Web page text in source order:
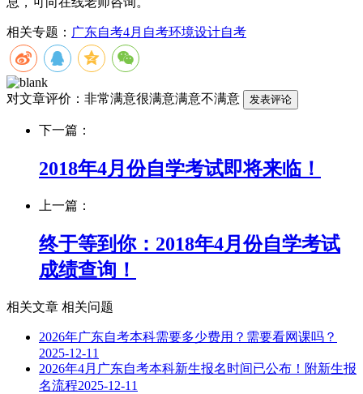
相关专题： 广东自考4月自考环境设计自考
对文章评价： 非常满意很满意满意不满意
下一篇：
2018年4月份自学考试即将来临！
上一篇：
终于等到你：2018年4月份自学考试
成绩查询！
相关文章 相关问题
2026年广东自考本科需要多少费用？需要看网课吗？
2025-12-11
2026年4月广东自考本科新生报名时间已公布！附新生报
名流程2025-12-11